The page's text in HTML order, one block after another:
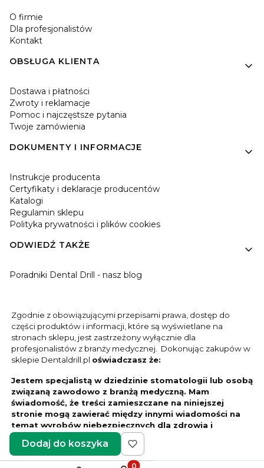
O firmie
Dla profesjonalistów
Kontakt
OBSŁUGA KLIENTA
Dostawa i płatności
Zwroty i reklamacje
Pomoc i najczęstsze pytania
Twoje zamówienia
DOKUMENTY I INFORMACJE
Instrukcje producenta
Certyfikaty i deklaracje producentów
Katalogi
Regulamin sklepu
Polityka prywatności i plików cookies
ODWIEDŹ TAKŻE
Poradniki Dental Drill - nasz blog
Zgodnie z obowiązującymi przepisami prawa, dostęp do
części produktów i informacji, które są wyświetlane na
stronach sklepu, jest zastrzeżony wyłącznie dla
profesjonalistów z branży medycznej. Dokonując zakupów w
sklepie Dentaldrill.pl oświadczasz że:
Jestem specjalistą w dziedzinie stomatologii lub osobą
związaną zawodowo z branżą medyczną. Mam
świadomość, że treści zamieszczane na niniejszej
stronie mogą zawierać między innymi wiadomości na
temat wyrobów niebezpiecznych dla zdrowia i
bezpieczeństwa pacjentów.
Dodaj do koszyka